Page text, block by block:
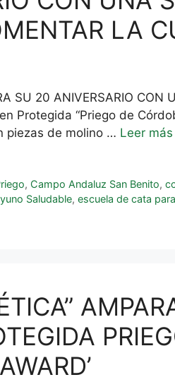
LA
SU 20 ANIVERSARIO CON
Protegida “Priego de
piezas de molino … Leer más
, Campo Andaluz San Benito,
Saludable, escuela de cata